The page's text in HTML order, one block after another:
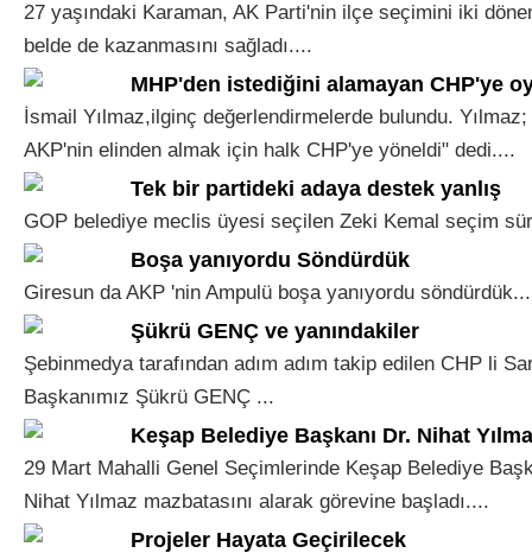
27 yaşındaki Karaman, AK Parti'nin ilçe seçimini iki
belde de kazanmasını sağladı....
MHP'den istediğini alamayan CHP'ye
İsmail Yılmaz,ilginç değerlendirmelerde bulundu.
AKP'nin elinden almak için halk CHP'ye yöneldi" dedi....
Tek bir partideki adaya destek yanlış
GOP belediye meclis üyesi seçilen Zeki Kemal seçim
Boşa yanıyordu Söndürdük
Giresun da AKP 'nin Ampulü boşa yanıyordu söndürdük...
Şükrü GENÇ ve yanındakiler
Şebinmedya tarafından adım adım takip edilen CHP li
Başkanımız Şükrü GENÇ ...
Keşap Belediye Başkanı Dr. Nihat
29 Mart Mahalli Genel Seçimlerinde Keşap Belediye
Nihat Yılmaz mazbatasını alarak görevine başladı....
Projeler Hayata Geçirilecek